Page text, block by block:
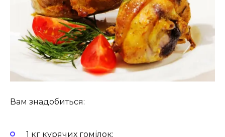
Вам знадобиться:
1 кг курячих гомілок;